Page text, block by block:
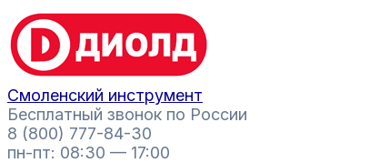
Перейти
к
содержимому
Смоленский инструмент
Бесплатный звонок по России
8 (800) 777-84-30
пн-пт: 08:30 — 17:00
Поиск
товаров